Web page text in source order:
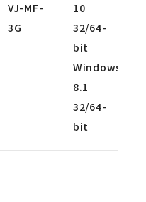
VJ-MF-
3G
10
32/64-
bit
Windows
8.1
32/64-
bit